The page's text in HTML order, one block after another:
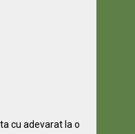
cu adevarat la o